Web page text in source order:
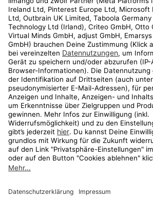
Kundenservice
Shop
Aktionen
Travel